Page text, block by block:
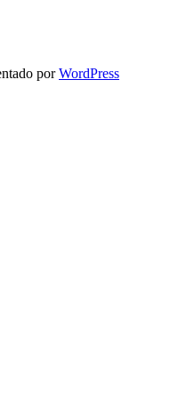
porWordPress